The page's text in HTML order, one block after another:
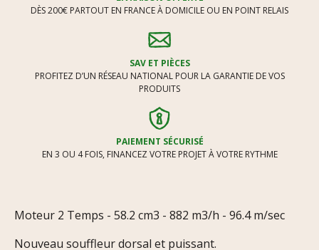
DÈS 200€ PARTOUT EN FRANCE À DOMICILE OU EN POINT RELAIS
SAV ET PIÈCES
PROFITEZ D’UN RÉSEAU NATIONAL POUR LA GARANTIE DE VOS
PRODUITS
PAIEMENT SÉCURISÉ
EN 3 OU 4 FOIS, FINANCEZ VOTRE PROJET À VOTRE RYTHME
Moteur 2 Temps - 58.2 cm3 - 882 m3/h - 96.4 m/sec
Nouveau souffleur dorsal et puissant.